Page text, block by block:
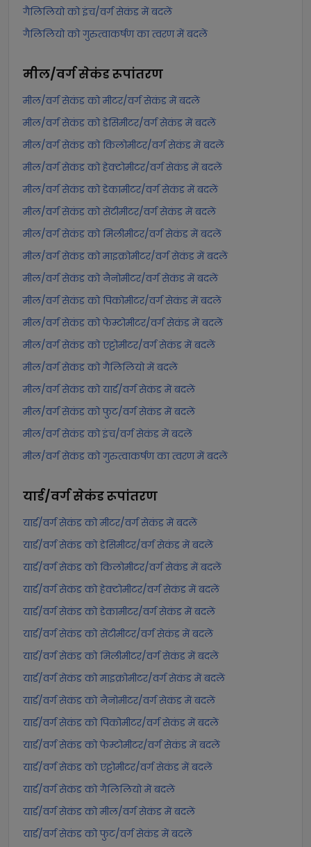
गैलिलियो को इंच/वर्ग सेकंड में बदलें
गैलिलियो को गुरुत्वाकर्षण का त्वरण में बदलें
मील/वर्ग सेकंडरूपांतरण
मील/वर्ग सेकंड को मीटर/वर्ग सेकंड में बदलें
मील/वर्ग सेकंड को डेसिमीटर/वर्ग सेकंड में बदलें
मील/वर्ग सेकंड को किलोमीटर/वर्ग सेकंड में बदलें
मील/वर्ग सेकंड को हेक्टोमीटर/वर्ग सेकंड में बदलें
मील/वर्ग सेकंड को डेकामीटर/वर्ग सेकंड में बदलें
मील/वर्ग सेकंड को सेंटीमीटर/वर्ग सेकंड में बदलें
मील/वर्ग सेकंड को मिलीमीटर/वर्ग सेकंड में बदलें
मील/वर्ग सेकंड को माइक्रोमीटर/वर्ग सेकंड में बदलें
मील/वर्ग सेकंड को नैनोमीटर/वर्ग सेकंड में बदलें
मील/वर्ग सेकंड को पिकोमीटर/वर्ग सेकंड में बदलें
मील/वर्ग सेकंड को फेम्टोमीटर/वर्ग सेकंड में बदलें
मील/वर्ग सेकंड को एट्टोमीटर/वर्ग सेकंड में बदलें
मील/वर्ग सेकंड को गैलिलियो में बदलें
मील/वर्ग सेकंड को यार्ड/वर्ग सेकंड में बदलें
मील/वर्ग सेकंड को फुट/वर्ग सेकंड में बदलें
मील/वर्ग सेकंड को इंच/वर्ग सेकंड में बदलें
मील/वर्ग सेकंड को गुरुत्वाकर्षण का त्वरण में बदलें
यार्ड/वर्ग सेकंडरूपांतरण
यार्ड/वर्ग सेकंड को मीटर/वर्ग सेकंड में बदलें
यार्ड/वर्ग सेकंड को डेसिमीटर/वर्ग सेकंड में बदलें
यार्ड/वर्ग सेकंड को किलोमीटर/वर्ग सेकंड में बदलें
यार्ड/वर्ग सेकंड को हेक्टोमीटर/वर्ग सेकंड में बदलें
यार्ड/वर्ग सेकंड को डेकामीटर/वर्ग सेकंड में बदलें
यार्ड/वर्ग सेकंड को सेंटीमीटर/वर्ग सेकंड में बदलें
यार्ड/वर्ग सेकंड को मिलीमीटर/वर्ग सेकंड में बदलें
यार्ड/वर्ग सेकंड को माइक्रोमीटर/वर्ग सेकंड में बदलें
यार्ड/वर्ग सेकंड को नैनोमीटर/वर्ग सेकंड में बदलें
यार्ड/वर्ग सेकंड को पिकोमीटर/वर्ग सेकंड में बदलें
यार्ड/वर्ग सेकंड को फेम्टोमीटर/वर्ग सेकंड में बदलें
यार्ड/वर्ग सेकंड को एट्टोमीटर/वर्ग सेकंड में बदलें
यार्ड/वर्ग सेकंड को गैलिलियो में बदलें
यार्ड/वर्ग सेकंड को मील/वर्ग सेकंड में बदलें
यार्ड/वर्ग सेकंड को फुट/वर्ग सेकंड में बदलें